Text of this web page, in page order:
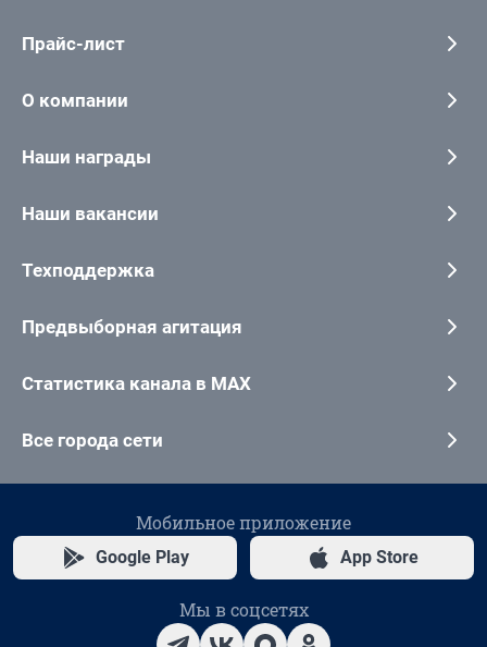
Прайс-лист
О компании
Наши награды
Наши вакансии
Техподдержка
Предвыборная агитация
Статистика канала в MAX
Все города сети
Мобильное приложение
Google Play App Store
Мы в соцсетях